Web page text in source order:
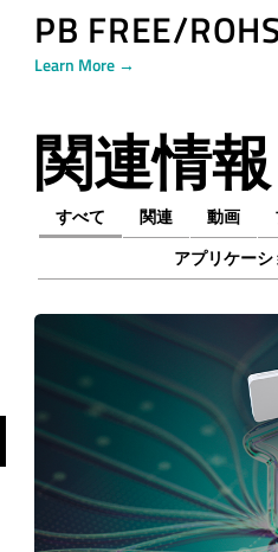
PB FREE/ROHS
Learn More →
関連情報
すべて 関連 動画
アプリケー